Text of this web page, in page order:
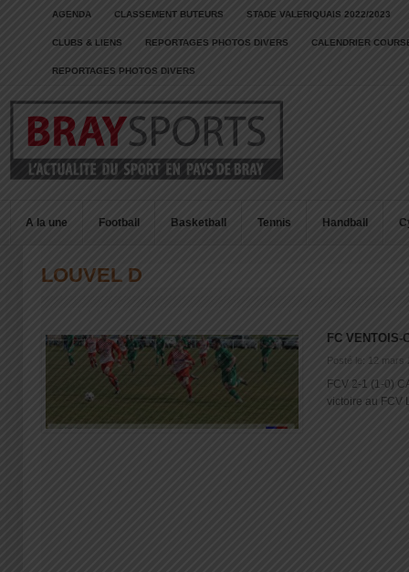
AGENDA CLASSEMENT BUTEURS STADE VALERIQUAIS 2022/2023
CLUBS & LIENS REPORTAGES PHOTOS DIVERS CALENDRIER
REPORTAGES PHOTOS DIVERS
A la une Football Basketball Tennis Handball
LOUVEL D
FC VENTOIS-
Posté le: 12 mars
FCV 2-1 (1-0)
victoire au FCV